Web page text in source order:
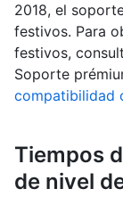
2018, el
festivos. Para
festivos,
Soporte
compatibilidad
Tiempos
de nivel